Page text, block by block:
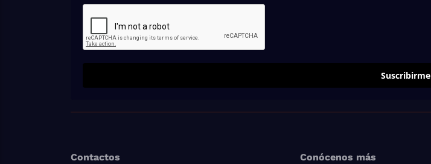
Suscribirme
Contactos Conócenos más